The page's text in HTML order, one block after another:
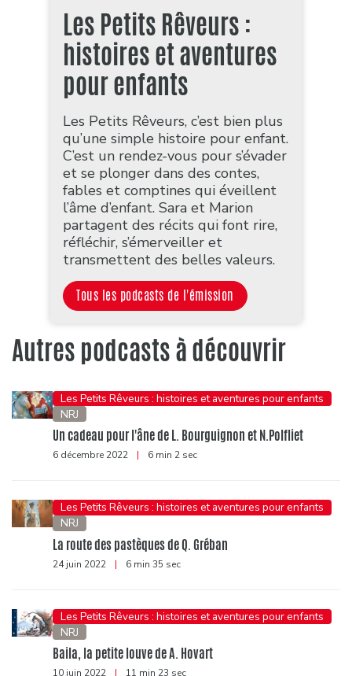
Les Petits Rêveurs :
histoires et aventures
pour enfants
Les Petits Rêveurs, c’est bien plus
qu’une simple histoire pour enfant.
C’est un rendez-vous pour s’évader
et se plonger dans des contes,
fables et comptines qui éveillent
l’âme d’enfant. Sara et Marion
partagent des récits qui font rire,
réfléchir, s’émerveiller et
transmettent des belles valeurs.
Tous les podcasts de l'émission
Autres podcasts à découvrir
Les Petits Rêveurs : histoires et aventures pour enfants
NRJ
Un cadeau pour l'âne de L. Bourguignon et N.Polfliet
6 décembre 2022 | 6 min 2 sec
Les Petits Rêveurs : histoires et aventures pour enfants
NRJ
La route des pastèques de Q. Gréban
24 juin 2022 | 6 min 35 sec
Les Petits Rêveurs : histoires et aventures pour enfants
NRJ
Baila, la petite louve de A. Hovart
10 juin 2022 | 11 min 23 sec